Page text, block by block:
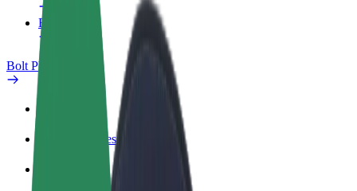
BUJ
Bolt Plus
Kā pievienoties